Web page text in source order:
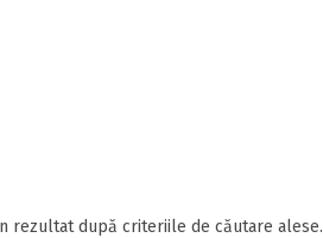
rezultat după criteriile de căutare alese.